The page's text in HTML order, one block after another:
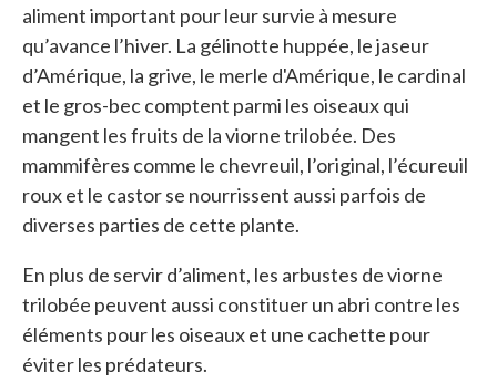
aliment important pour leur survie à mesure
qu’avance l’hiver. La gélinotte huppée, le jaseur
d’Amérique, la grive, le merle d'Amérique, le cardinal
et le gros-bec comptent parmi les oiseaux qui
mangent les fruits de la viorne trilobée. Des
mammifères comme le chevreuil, l’original, l’écureuil
roux et le castor se nourrissent aussi parfois de
diverses parties de cette plante.
En plus de servir d’aliment, les arbustes de viorne
trilobée peuvent aussi constituer un abri contre les
éléments pour les oiseaux et une cachette pour
éviter les prédateurs.